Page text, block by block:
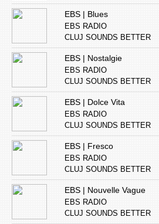
EBS | Blues
EBS RADIO
CLUJ SOUNDS BETTER
EBS | Nostalgie
EBS RADIO
CLUJ SOUNDS BETTER
EBS | Dolce Vita
EBS RADIO
CLUJ SOUNDS BETTER
EBS | Fresco
EBS RADIO
CLUJ SOUNDS BETTER
EBS | Nouvelle Vague
EBS RADIO
CLUJ SOUNDS BETTER